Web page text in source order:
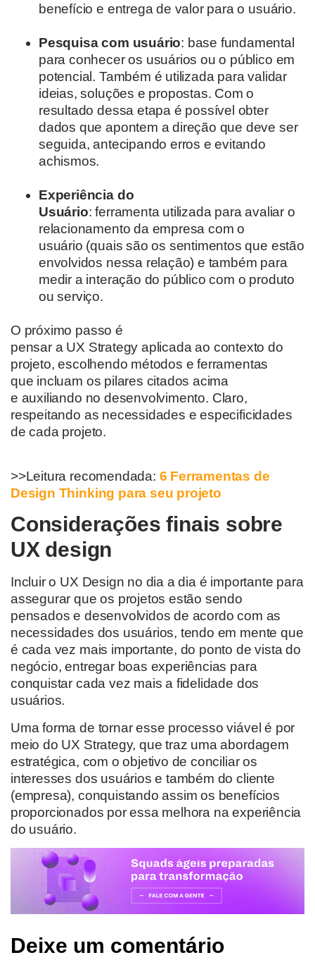
benefício e entrega de valor para o usuário.
Pesquisa com usuário: base fundamental
para conhecer os usuários ou o público em
potencial. Também é utilizada para validar
ideias, soluções e propostas. Com o
resultado dessa etapa é possível obter
dados que apontem a direção que deve ser
seguida, antecipando erros e evitando
achismos.
Experiência do
Usuário: ferramenta utilizada para avaliar o
relacionamento da empresa com o
usuário (quais são os sentimentos que estão
envolvidos nessa relação) e também para
medir a interação do público com o produto
ou serviço.
O próximo passo é
pensar aUX Strategy aplicadaao contexto do
projeto, escolhendo métodos e ferramentas
que incluam os pilares citados acima
e auxiliando no desenvolvimento. Claro,
respeitando as necessidades e especificidades
de cada projeto.
>>Leitura recomendada: 6 Ferramentas de
Design Thinking para seu projeto
Considerações finais sobre
UX design
Incluir o UX Design no dia a dia é importante para
assegurar queos projetos estão sendo
pensados e desenvolvidos de acordo com as
necessidades dos usuários, tendo em mente que
é cada vez mais importante, do ponto de vista do
negócio, entregar boas experiências para
conquistar cada vez mais a fidelidade dos
usuários.
Uma forma de tornar esse processo viável é por
meio do UX Strategy, que traz uma abordagem
estratégica, com o objetivo de conciliar os
interesses dos usuários e também do cliente
(empresa), conquistando assim os benefícios
proporcionados por essa melhora na experiência
do usuário.
Deixe um comentário